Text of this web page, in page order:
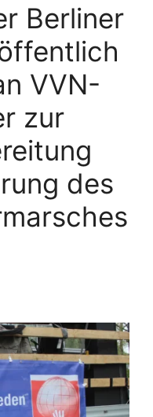
Berliner
VVN-
zur
des